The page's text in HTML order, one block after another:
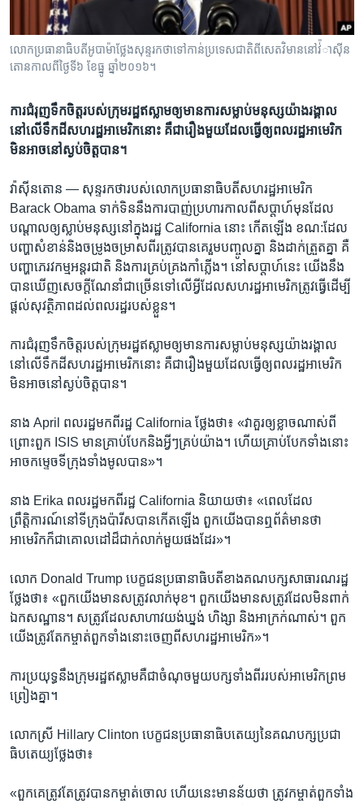
ទៅ​
កាន់​
ទំព័រ​
រក
បណ្តាញ​សង្គម
លោក​​​ប្រធានាធិបតី​​​អូបាម៉ា​​​ថ្លែង​​​សុន្ទរកថា​​​ទៅ​​​កាន់​​​ប្រទេស​​​ជាតិ​​​ពី​​​​​​សេតវិមាន​​​នៅ​​​វ់៉ាស៊ីន​​​
តោន​​​កាល​​​ពី​​​ថ្ងៃ​​​ទី​​​៦ ខែ​​​ធ្នូ ឆ្នាំ​​​២០១៦។
ការ​ជំរុញ​ទឹក​ចិត្ត​របស់​ក្រុម​រដ្ឋ​ឥស្លាម​​ឲ្យ​មាន​​​ការ​​​សម្លាប់​មនុស្ស​យ៉ាង​រង្គាល
នៅ​លើ​ទឹក​ដី​សហរដ្ឋ​អាមេរិក​នោះ​ គឺ​ជា​រឿង​​​មួយ​​​ដែល​​​ធ្វើ​​​ឲ្យ​​​​ពលរដ្ឋ​អាមេរិក​​​​​​​​​​​​​
មិន​​​អាច​​​នៅ​​​ស្ងប់​​​ចិត្ត​​​បាន។​
វ៉ាស៊ីនតោន — សុន្ទរកថា​របស់​លោក​ប្រធានាធិបតី​សហរដ្ឋអាមេរិក​
Barack Obama ទាក់ទិន​នឹង​ការ​បាញ់​ប្រហារ​កាល​ពី​សប្តាហ៍​មុន​ដែល​
បណ្តាល​ឲ្យ​ស្លាប់​មនុស្ស​នៅ​ក្នុង​រដ្ឋ​ California​ នោះ​ កើត​ឡើង​ ខណ:​ដែល​
បញ្ហា​សំខាន់​និង​ចម្រូង​ចម្រាស​ពីរ​ត្រូវ​បាន​គេ​រួម​បញ្ចូល​គ្នា​ និង​ដាក់​ត្រួត​គ្នា​ គឺ​
បញ្ហា​ភេរវកម្ម​អន្តរជាតិ​ និង​ការ​គ្រប់​គ្រង​កាំភ្លើង។​ នៅ​សប្តាហ៍​នេះ​ យើង​នឹង​
បាន​ឃើញ​សេចក្តី​ណែនាំ​ជា​ច្រើន​ទៅ​លើ​អ្វី​ដែល​សហរដ្ឋ​អាមេរិក​ត្រូវ​ធ្វើ​ដើម្បី​
ផ្តល់​សុវត្ថិភាព​ដល់​ពលរដ្ឋ​របស់​ខ្លួន។​ ​
ការ​ជំរុញ​ទឹក​ចិត្ត​របស់​ក្រុម​រដ្ឋ​ឥស្លាមឲ្យ​មាន​ការ​សម្លាប់​មនុស្ស​យ៉ាង​រង្គាល
នៅ​លើ​ទឹក​ដី​សហរដ្ឋ​អាមេរិក​នោះ​ គឺ​ជា​រឿង​មួយ​ដែល​ធ្វើ​ឲ្យពលរដ្ឋ​អាមេរិក​
មិន​អាច​នៅ​ស្ងប់​ចិត្ត​បាន។​
នាង April ពលរដ្ឋ​មក​ពី​រដ្ឋ​ California ថ្លែង​ថា៖ «វា​គួរ​ឲ្យ​ខ្លាច​ណាស់​ពី​
ព្រោះ​ពួក​ ISIS មាន​គ្រាប់​បែក​និង​អ្វីៗ​គ្រប់​យ៉ាង។​ ហើយ​គ្រាប់​បែក​ទាំង​នោះ​
អាច​កម្ទេច​ទី​ក្រុង​ទាំង​មូល​បាន»។​
នាង​ Erika ពលរដ្ឋ​មក​ពី​រដ្ឋ​ California និយាយ​ថា៖ «ពេល​ដែល​
ព្រឹត្តិការណ៍​នៅ​ទីក្រុង​ប៉ារីស​បាន​កើតឡើង​ ពួក​យើង​បាន​ឮ​ព័ត៌មាន​ថា​
អាមេរិក​ក៏​ជា​គោលដៅ​ដ៏​ជាក់​លាក់​មួយ​ផង​ដែរ»។​
លោក​ Donald Trump បេក្ខជន​ប្រធានាធិបតី​ខាង​គណបក្សសាធារណរដ្ឋ
ថ្លែង​ថា៖ «ពួក​យើង​មាន​សត្រូវ​លាក់​មុខ។​ ពួកយើង​មាន​សត្រូវ​ដែល​មិន​ពាក់​
ឯក​សណ្ឋាន។​ សត្រូវ​ដែល​សាហាវ​យង់ឃ្នង់​ ហិង្សា​ និង​អាក្រក់ណាស់។​ ពួក​
យើង​ត្រូវ​តែ​កម្ចាត់​ពួក​ទាំង​នោះ​ចេញ​ពី​សហរដ្ឋ​អាមេរិក»។​
ការ​ប្រយុទ្ធ​នឹង​ក្រុម​រដ្ឋ​ឥស្លាម​គឺ​ជា​ចំណុច​មួយ​បក្ស​ទាំង​ពីរ​របស់​អាមេរិក​ព្រម
ព្រៀង​គ្នា។​
លោក​ស្រី​ Hillary Clinton បេក្ខជន​ប្រធានាធិបតេយ្យ​នៃ​គណបក្ស​ប្រជា
ធិបតេយ្យ​ថ្លែង​ថា៖​
«ពួក​គេ​ត្រូវ​តែ​ត្រូវ​បាន​កម្ចាត់​ចោល​ ហើយ​នេះ​មាន​ន័យ​ថា​ ត្រូវ​កម្ចាត់​ពួក​ទាំង​